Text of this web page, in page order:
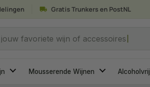
Gratis Trunkers en PostNL
jouw favoriete wijn of accessoires
Mousserende Wijnen Alcoholvrij